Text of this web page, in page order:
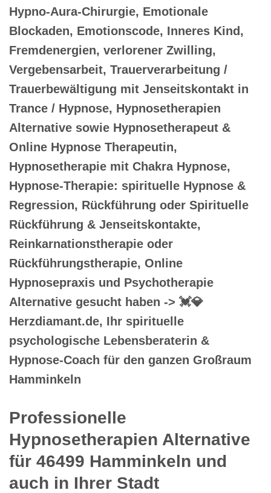
Hypno-Aura-Chirurgie, Emotionale
Blockaden, Emotionscode, Inneres Kind,
Fremdenergien, verlorener Zwilling,
Vergebensarbeit, Trauerverarbeitung /
Trauerbewältigung mit Jenseitskontakt in
Trance / Hypnose, Hypnosetherapien
Alternative sowie Hypnosetherapeut &
Online Hypnose Therapeutin,
Hypnosetherapie mit Chakra Hypnose,
Hypnose-Therapie: spirituelle Hypnose &
Regression, Rückführung oder Spirituelle
Rückführung & Jenseitskontakte,
Reinkarnationstherapie oder
Rückführungstherapie, Online
Hypnosepraxis und Psychotherapie
Alternative gesucht haben -> 💓️💎
Herzdiamant.de, Ihr spirituelle
psychologische Lebensberaterin &
Hypnose-Coach für den ganzen Großraum
Hamminkeln
Professionelle
Hypnosetherapien Alternative
für 46499 Hamminkeln und
auch in Ihrer Stadt